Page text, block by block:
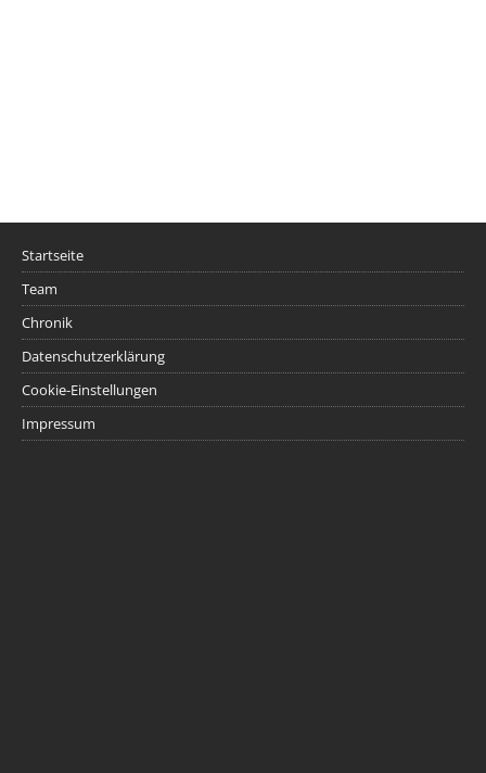
Startseite
Team
Chronik
Datenschutzerklärung
Cookie-Einstellungen
Impressum